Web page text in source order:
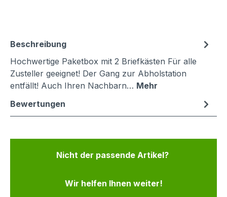
Beschreibung
Hochwertige Paketbox mit 2 Briefkästen Für alle
Zusteller geeignet! Der Gang zur Abholstation
entfällt! Auch Ihren Nachbarn… Mehr
Bewertungen
Nicht der passende Artikel?
Wir helfen Ihnen weiter!